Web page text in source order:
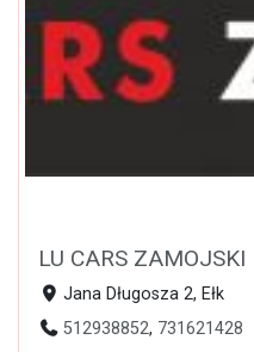
LU CARS ZAMOJSKI
Jana Długosza 2, Ełk
512938852, 731621428